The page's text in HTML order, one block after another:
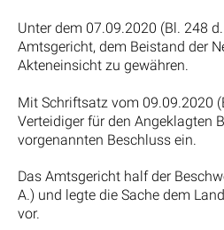
Unter dem 07.09.2020 (Bl. 248
Amtsgericht, dem Beistand der
Akteneinsicht zu gewähren.
Mit Schriftsatz vom 09.09.2020
Verteidiger für den Angeklagten
vorgenannten Beschluss ein.
Das Amtsgericht half der
A.) und legte die Sache dem
vor.